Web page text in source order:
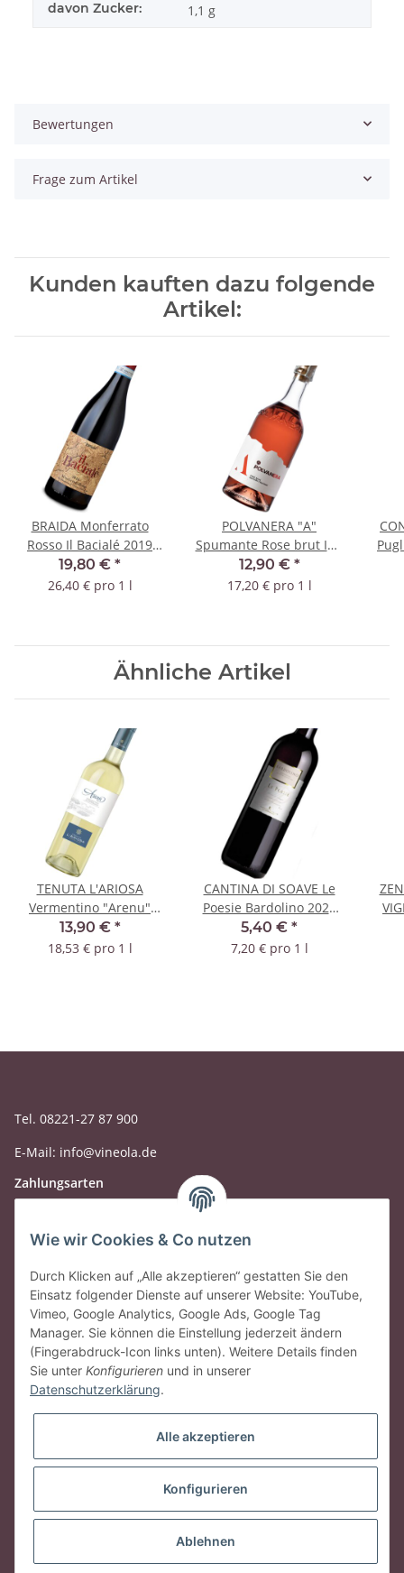
davon Zucker: 1,1 g
Bewertungen
Frage zum Artikel
Kunden kauften dazu folgende
Artikel:
BRAIDA Monferrato
Rosso Il Bacialé 2019
DOC
19,80 € *
26,40 € pro 1 l
POLVANERA "A"
Spumante Rose brut IGT
- BIO
12,90 € *
17,20 € pro 1 l
Ähnliche Artikel
TENUTA L'ARIOSA
Vermentino "Arenu"
2024 DOC
13,90 € *
18,53 € pro 1 l
CANTINA DI SOAVE Le
Poesie Bardolino 2024
DOC
5,40 € *
7,20 € pro 1 l
Tel. 08221-27 87 900
E-Mail: info@vineola.de
Zahlungsarten
Vertrag widerrufen
* Alle Preise inkl. gesetzlicher USt., zzgl.Versand
© vineola.de
Wie wir Cookies & Co nutzen
Durch Klicken auf „Alle akzeptieren“ gestatten Sie den
Einsatz folgender Dienste auf unserer Website: YouTube,
Vimeo, Google Analytics, Google Ads, Google Tag
Manager. Sie können die Einstellung jederzeit ändern
(Fingerabdruck-Icon links unten). Weitere Details finden
Sie unter Konfigurieren und in unserer
Datenschutzerklärung.
Alle akzeptieren
Konfigurieren
Ablehnen